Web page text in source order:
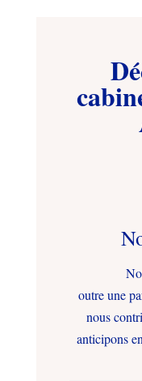
outre une
nous
anticipons